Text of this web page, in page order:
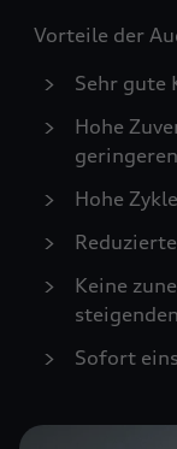
Vorteile der
Sehr gute
Hohe
Hohe
Keine
Sofort